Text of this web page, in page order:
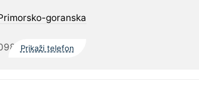
goranska
Prikaži telefon